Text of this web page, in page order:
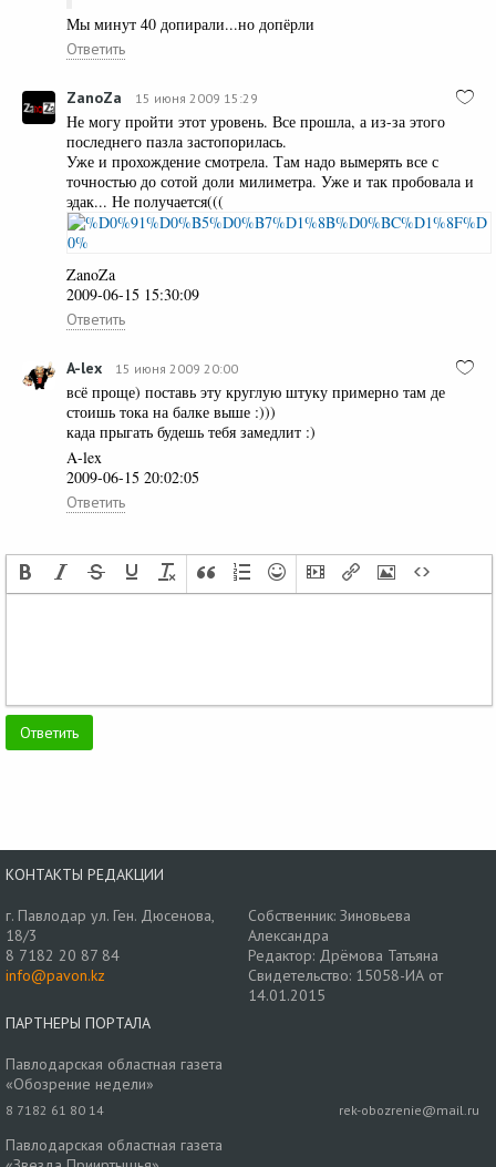
Мы минут 40 допирали...но допёрли
Ответить
ZanoZa 15 июня 2009 15:29
Не могу пройти этот уровень. Все прошла, а из-за этого
последнего пазла застопорилась.
Уже и прохождение смотрела. Там надо вымерять все с
точностью до сотой доли милиметра. Уже и так пробовала и
эдак... Не получается(((
ZanoZa
2009-06-15 15:30:09
Ответить
A-lex 15 июня 2009 20:00
всё проще) поставь эту круглую штуку примерно там де
стоишь тока на балке выше :)))
када прыгать будешь тебя замедлит :)
A-lex
2009-06-15 20:02:05
Ответить
КОНТАКТЫ РЕДАКЦИИ
г. Павлодар ул. Ген. Дюсенова,
18/3
8 7182 20 87 84
info@pavon.kz
Собственник: Зиновьева
Александра
Редактор: Дрёмова Татьяна
Свидетельство: 15058-ИА от
14.01.2015
ПАРТНЕРЫ ПОРТАЛА
Павлодарская областная газета
«Обозрение недели»
8 7182 61 80 14 rek-obozrenie@mail.ru
Павлодарская областная газета